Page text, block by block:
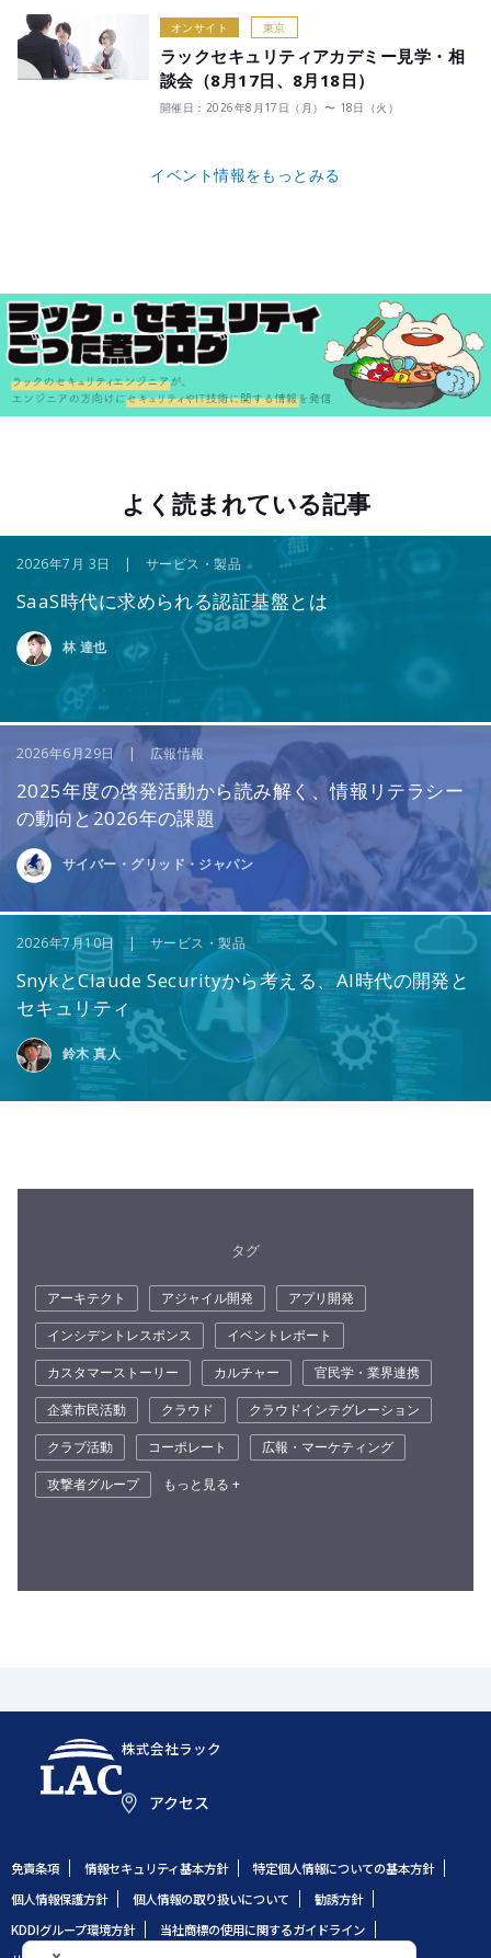
オンサイト 東京
ラックセキュリティアカデミー見学・相
談会（8月17日、8月18日）
開催日：2026年8月17日（月）〜 18日（火）
イベント情報をもっとみる
よく読まれている記事
2026年7月 3日 | サービス・製品
SaaS時代に求められる認証基盤とは
林 達也
2026年6月29日 | 広報情報
2025年度の啓発活動から読み解く、情報リテラシー
の動向と2026年の課題
サイバー・グリッド・ジャパン
2026年7月10日 | サービス・製品
SnykとClaude Securityから考える、AI時代の開発と
セキュリティ
鈴木 真人
タグ
アーキテクト アジャイル開発
アプリ開発
インシデントレスポンス
イベントレポート
カスタマーストーリー
カルチャー
官民学・業界連携
企業市民活動
クラウド
クラウドインテグレーション
クラブ活動
コーポレート
広報・マーケティング
攻撃者グループ
もっと見る +
株式会社ラック
アクセス
免責条項 情報セキュリティ基本方針
特定個人情報についての基本方針
個人情報保護方針
個人情報の取り扱いについて
勧誘方針
KDDIグループ環境方針
当社商標の使用に関するガイドライン